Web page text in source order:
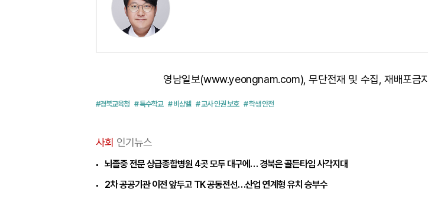
영남일보(www.yeongnam.com), 무단전재 및 수집, 재배포금지
#경북교육청 # 특수학교 # 비상벨 # 교사 인권 보호 # 학생 안전
사회 인기뉴스
뇌졸중 전문 상급종합병원 4곳 모두 대구에… 경북은 골든타임 사각지대
2차 공공기관 이전 앞두고 TK 공동전선…산업 연계형 유치 승부수